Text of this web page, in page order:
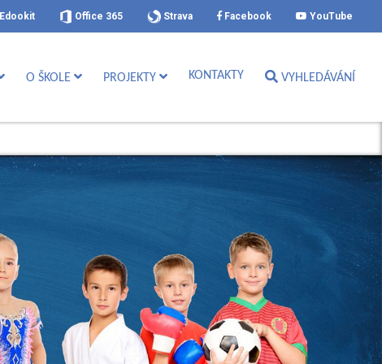
Edookit Office 365 Strava Facebook YouTube
O ŠKOLE PROJEKTY KONTAKTY VYHLEDÁVÁNÍ